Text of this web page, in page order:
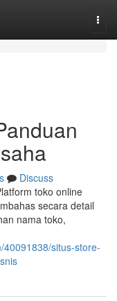
Discuss
toko online
secara detail
nama toko,
situs-store-